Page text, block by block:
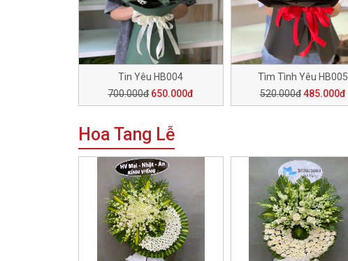
Tin Yêu HB004
700.000đ 650.000đ
Tìm Tình Yêu HB005
520.000đ 485.000đ
Hoa Tang Lễ